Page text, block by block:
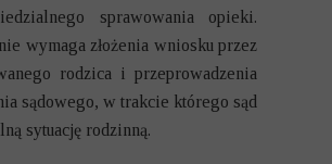
sprawowania opieki.
wymaga złożenia wniosku przez
rodzica i przeprowadzenia
sądowego, w trakcie którego sąd
sytuację rodzinną.